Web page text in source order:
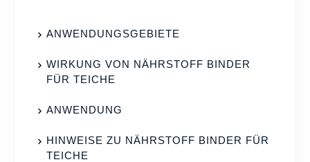
ANWENDUNGSGEBIETE
WIRKUNG VON NÄHRSTOFF BINDER
FÜR TEICHE
ANWENDUNG
HINWEISE ZU NÄHRSTOFF BINDER FÜR
TEICHE